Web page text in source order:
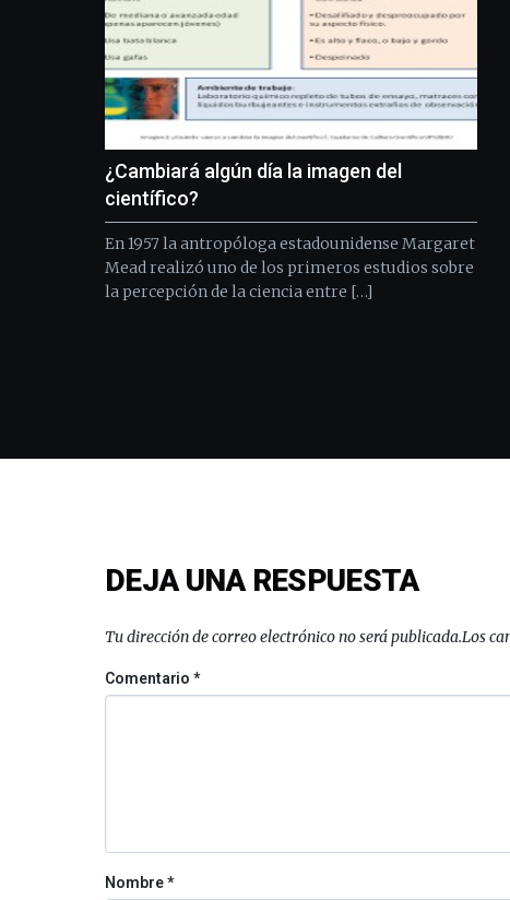
¿Cambiará algún día la imagen del
científico?
En 1957 la antropóloga estadounidense Margaret
Mead realizó uno de los primeros estudios sobre
la percepción de la ciencia entre […]
DEJA UNA RESPUESTA
Tu dirección de correo electrónico no será publicada.Los
Comentario*
Nombre*